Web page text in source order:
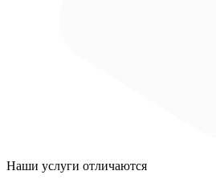
Наши услуги отличаются